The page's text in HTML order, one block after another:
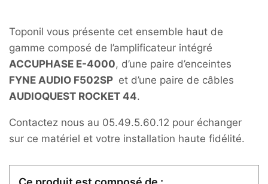
Toponil vous présente cet ensemble haut de
gamme composé de l’amplificateur intégré
ACCUPHASE E-4000, d’une paire d’enceintes
FYNE AUDIO F502SP et d’une paire de câbles
AUDIOQUEST ROCKET 44.
Contactez nous au 05.49.5.60.12 pour échanger
sur ce matériel et votre installation haute fidélité.